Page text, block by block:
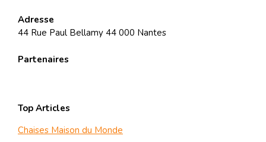
Adresse
44 Rue Paul Bellamy 44 000 Nantes
Partenaires
Top Articles
Chaises Maison du Monde